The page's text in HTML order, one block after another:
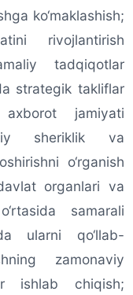
ko‘maklashish;
rivojlantirish
tadqiqotlar
strategik takliflar
jamiyati
sheriklik va
o‘rganish
organlari va
samarali
ularni qo‘llab-
zamonaviy
ishlab chiqish;